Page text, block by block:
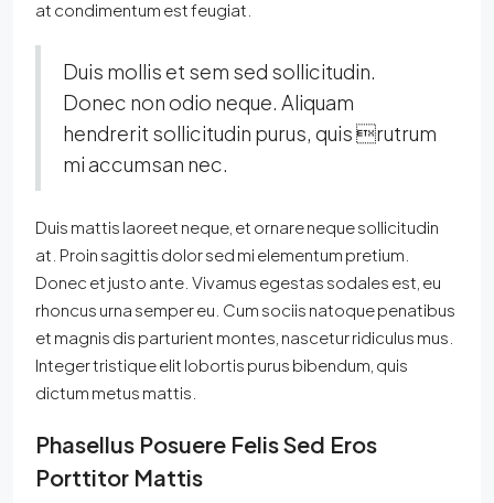
at condimentum est feugiat.
Duis mollis et sem sed sollicitudin.
Donec non odio neque. Aliquam
hendrerit sollicitudin purus, quis rutrum
mi accumsan nec.
Duis mattis laoreet neque, et ornare neque sollicitudin
at. Proin sagittis dolor sed mi elementum pretium.
Donec et justo ante. Vivamus egestas sodales est, eu
rhoncus urna semper eu. Cum sociis natoque penatibus
et magnis dis parturient montes, nascetur ridiculus mus.
Integer tristique elit lobortis purus bibendum, quis
dictum metus mattis.
Phasellus Posuere Felis Sed Eros
Porttitor Mattis